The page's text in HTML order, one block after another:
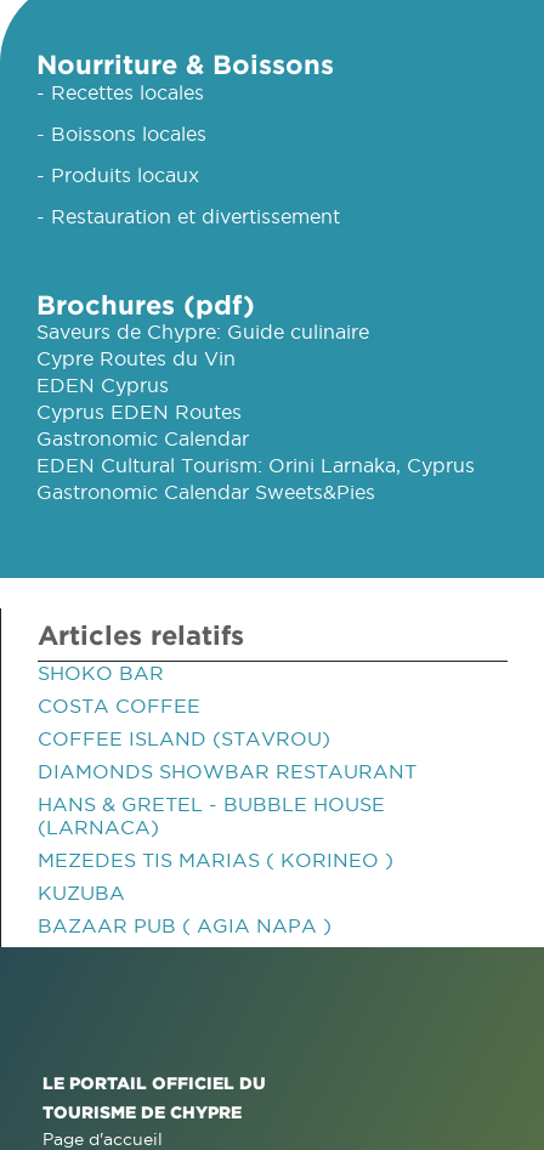
Nourriture & Boissons
- Recettes locales
- Boissons locales
- Produits locaux
- Restauration et divertissement
Brochures (pdf)
Saveurs de Chypre: Guide culinaire
Cypre Routes du Vin
EDEN Cyprus
Cyprus EDEN Routes
Gastronomic Calendar
EDEN Cultural Tourism: Orini Larnaka, Cyprus
Gastronomic Calendar Sweets&Pies
Articles relatifs
SHOKO BAR
COSTA COFFEE
COFFEE ISLAND (STAVROU)
DIAMONDS SHOWBAR RESTAURANT
HANS & GRETEL - BUBBLE HOUSE
(LARNACA)
MEZEDES TIS MARIAS ( KORINEO )
KUZUBA
BAZAAR PUB ( AGIA NAPA )
LE PORTAIL OFFICIEL DU
TOURISME DE CHYPRE
Page d'accueil